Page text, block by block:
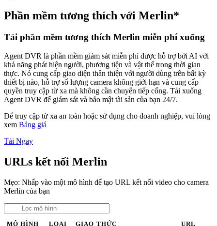
Phần mềm tương thích với Merlin*
Tải phần mềm tương thích Merlin miễn phí xuống
Agent DVR là phần mềm giám sát miễn phí được hỗ trợ bởi AI với
khả năng phát hiện người, phương tiện và vật thể trong thời gian
thực. Nó cung cấp giao diện thân thiện với người dùng trên bất kỳ
thiết bị nào, hỗ trợ số lượng camera không giới hạn và cung cấp
quyền truy cập từ xa mà không cần chuyển tiếp cổng. Tải xuống
Agent DVR để giám sát và bảo mật tài sản của bạn 24/7.
Để truy cập từ xa an toàn hoặc sử dụng cho doanh nghiệp, vui lòng
xem Bảng giá
Tải Ngay
URLs kết nối Merlin
Mẹo: Nhấp vào một mô hình để tạo URL kết nối video cho camera
Merlin của bạn
MÔ HÌNH LOẠI GIAO THỨC URL